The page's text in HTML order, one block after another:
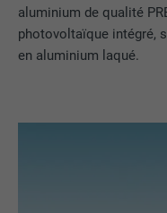
aluminium de qualité
photovoltaïque intégré,
en aluminium laqué.